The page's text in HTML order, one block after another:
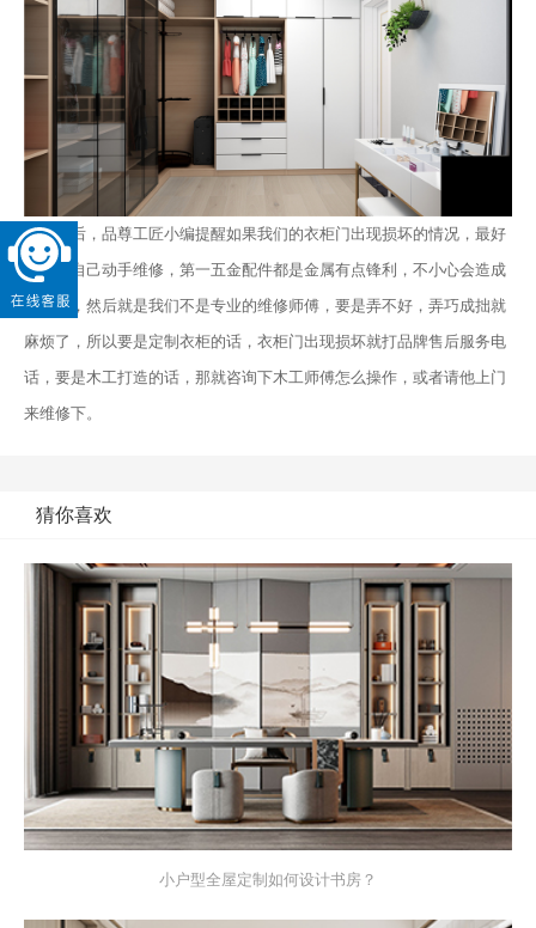
最后，品尊工匠小编提醒如果我们的衣柜门出现损坏的情况，最好
是不要自己动手维修，第一五金配件都是金属有点锋利，不小心会造成
手受伤，然后就是我们不是专业的维修师傅，要是弄不好，弄巧成拙就
麻烦了，所以要是定制衣柜的话，衣柜门出现损坏就打品牌售后服务电
话，要是木工打造的话，那就咨询下木工师傅怎么操作，或者请他上门
来维修下。
猜你喜欢
小户型全屋定制如何设计书房？